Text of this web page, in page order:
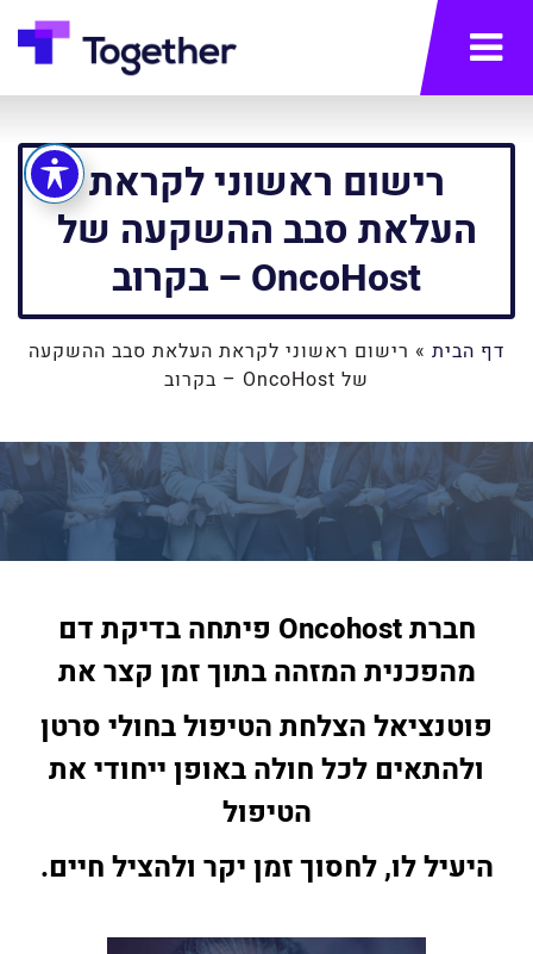
תפריט
רישום ראשוני לקראת
העלאת סבב ההשקעה של
OncoHost – בקרוב
דף הבית » רישום ראשוני לקראת העלאת סבב ההשקעה
של OncoHost – בקרוב
חברת Oncohost פיתחה בדיקת דם
מהפכנית המזהה בתוך זמן קצר את
פוטנציאל הצלחת הטיפול בחולי סרטן
ולהתאים לכל חולה באופן ייחודי את
הטיפול
היעיל לו,לחסוך זמן יקר ולהציל חיים.